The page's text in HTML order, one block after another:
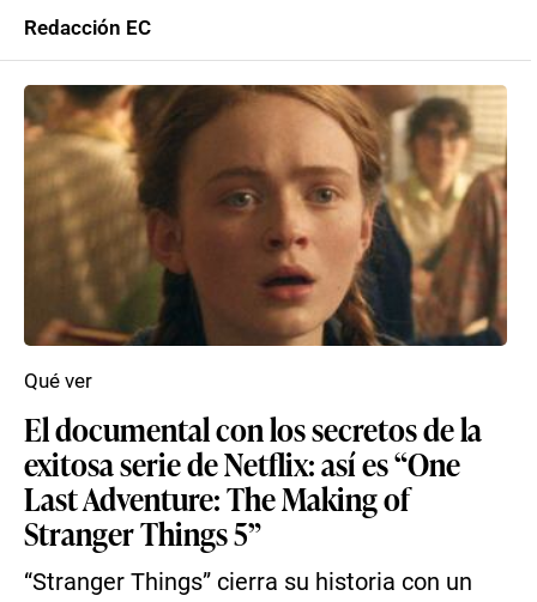
Redacción EC
El documental con los secretos de la
exitosa serie de Netflix: así es “One
Last Adventure: The Making of
Stranger Things 5”
“Stranger Things” cierra su historia con un
Qué ver